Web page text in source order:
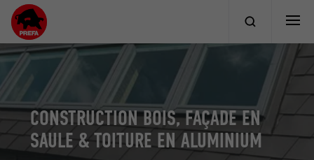
CONSTRUCTION BOIS, FAÇADE EN
SAULE & TOITURE EN ALUMINIUM